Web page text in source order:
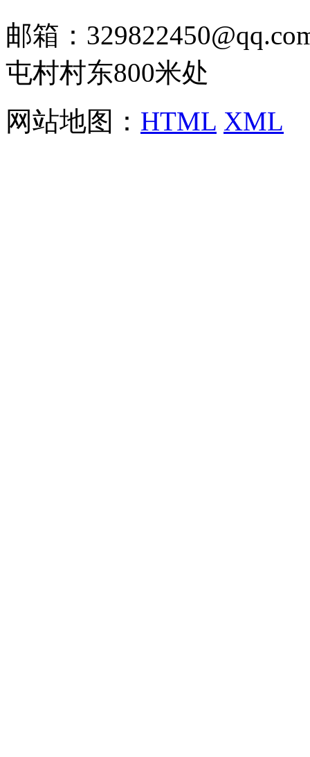
邮箱：
屯村村东800米处
网站地图： HTML XML